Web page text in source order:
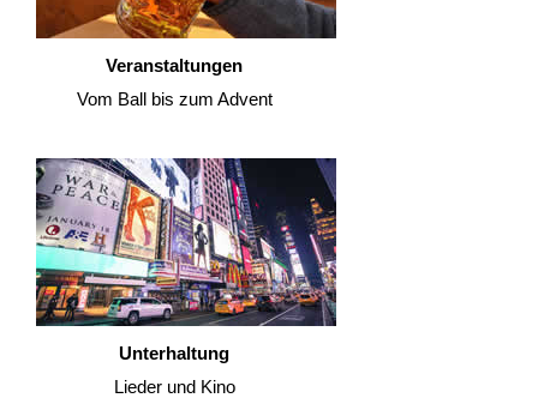
Veranstaltungen
Vom Ball bis zum Advent
Unterhaltung
Lieder und Kino